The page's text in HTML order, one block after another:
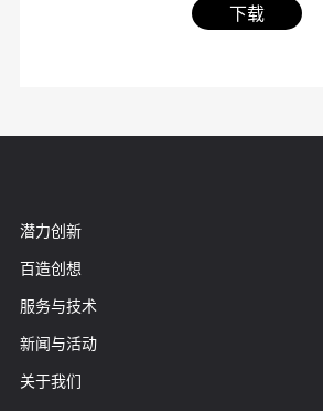
下载
潜力创新
百造创想
服务与技术
新闻与活动
关于我们